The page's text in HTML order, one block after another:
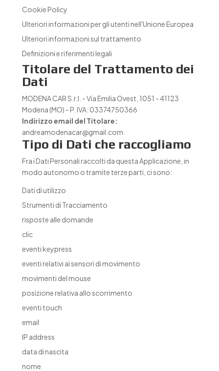
Cookie Policy
Ulteriori informazioni per gli utenti nell'Unione Europea
Ulteriori informazioni sul trattamento
Definizioni e riferimenti legali
Titolare del Trattamento dei
Dati
MODENA CAR S.r.l. - Via Emilia Ovest, 1051 - 41123
Modena (MO) - P. IVA: 03374750366
Indirizzo email del Titolare:
andreamodenacar@gmail.com
Tipo di Dati che raccogliamo
Fra i Dati Personali raccolti da questa Applicazione, in
modo autonomo o tramite terze parti, ci sono:
Dati di utilizzo
Strumenti di Tracciamento
risposte alle domande
clic
eventi keypress
eventi relativi ai sensori di movimento
movimenti del mouse
posizione relativa allo scorrimento
eventi touch
email
IP address
data di nascita
nome